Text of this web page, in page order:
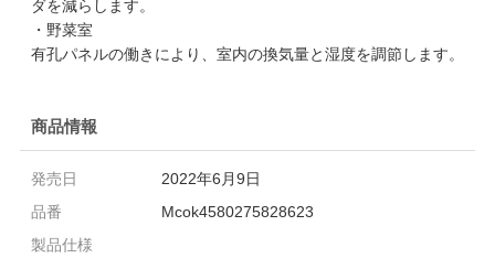
ダを減らします。
・野菜室
有孔パネルの働きにより、室内の換気量と湿度を調節します。
商品情報
発売日
2022年6月9日
品番
Mcok4580275828623
製品仕様